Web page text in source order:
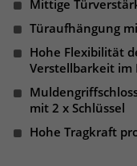
Mittige
Türaufhängung
Hohe Flexibilität
Verstellbarkeit im
mit 2 x Schlüssel
Hohe Tragkraft
Anbieter
Laufzeit 1
Zweck
Name
Anbieter